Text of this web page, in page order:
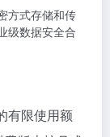
方式存储和传
级数据安全合
有限使用额